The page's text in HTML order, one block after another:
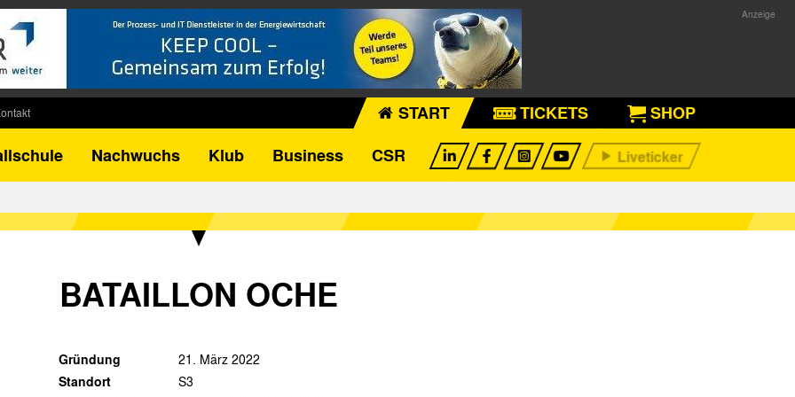
Pokal
START TICKETS
SHOP
Nachwuchs Klub Business CSR
BATAILLON OCHE
Gründung 21. März 2022
Standort S3